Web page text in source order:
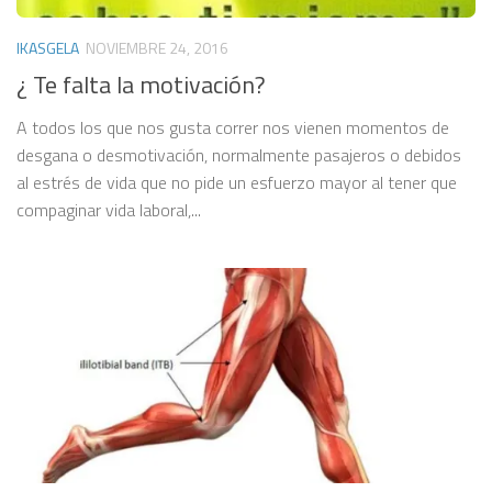
IKASGELA NOVIEMBRE 24, 2016
¿ Te falta la motivación?
A todos los que nos gusta correr nos vienen momentos de
desgana o desmotivación, normalmente pasajeros o debidos
al estrés de vida que no pide un esfuerzo mayor al tener que
compaginar vida laboral,...